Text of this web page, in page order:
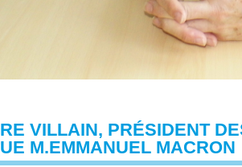
VILLAIN, PRÉSIDENT
M.EMMANUEL MACRON